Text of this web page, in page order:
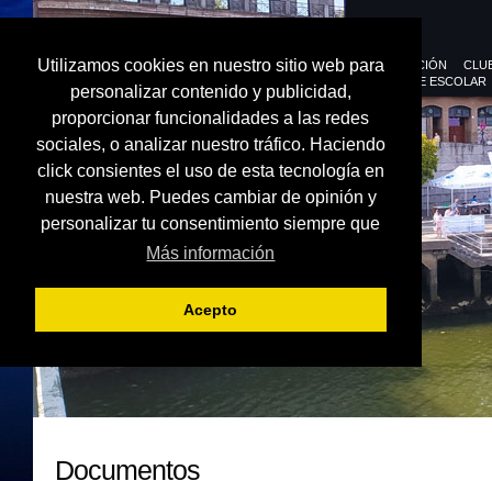
Utilizamos cookies en nuestro sitio web para
personalizar contenido y publicidad,
proporcionar funcionalidades a las redes
sociales, o analizar nuestro tráfico. Haciendo
click consientes el uso de esta tecnología en
nuestra web. Puedes cambiar de opinión y
personalizar tu consentimiento siempre que
Más información
Acepto
FEDERACIÓN
DEPORTE ESCOLAR
Documentos